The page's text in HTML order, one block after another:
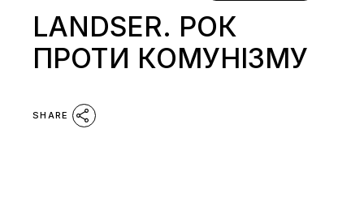
LANDSER. РОК
ПРОТИ КОМУНІЗМУ
SHARE